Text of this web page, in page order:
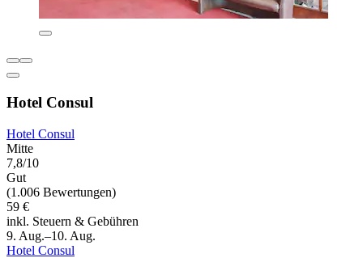
Hotel Consul
Hotel Consul
Mitte
7,8/10
Gut
(1.006 Bewertungen)
59 €
inkl. Steuern & Gebühren
9. Aug.–10. Aug.
Hotel Consul